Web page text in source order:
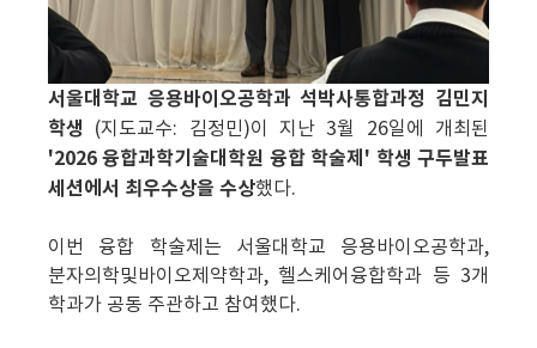
서울대학교 응용바이오공학과 석박사통합과정 김민지
학생 (지도교수: 김정민)이 지난 3월 26일에 개최된
'2026 융합과학기술대학원 융합 학술제' 학생 구두발표
세션에서 최우수상을 수상했다.
이번 융합 학술제는 서울대학교 응용바이오공학과,
분자의학및바이오제약학과, 헬스케어융합학과 등 3개
학과가 공동 주관하고 참여했다.